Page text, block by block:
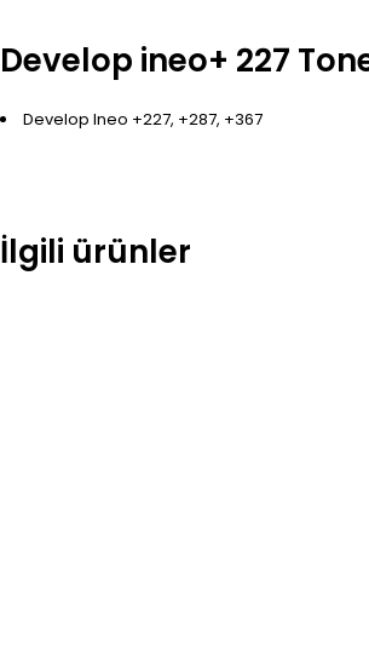
Develop ineo+ 227
Develop Ineo +227, +287, +367
İlgili ürünler